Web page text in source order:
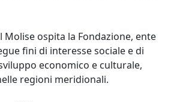
Molise ospita la Fondazione, ente
fini di interesse sociale e di
economico e culturale,
regioni meridionali.